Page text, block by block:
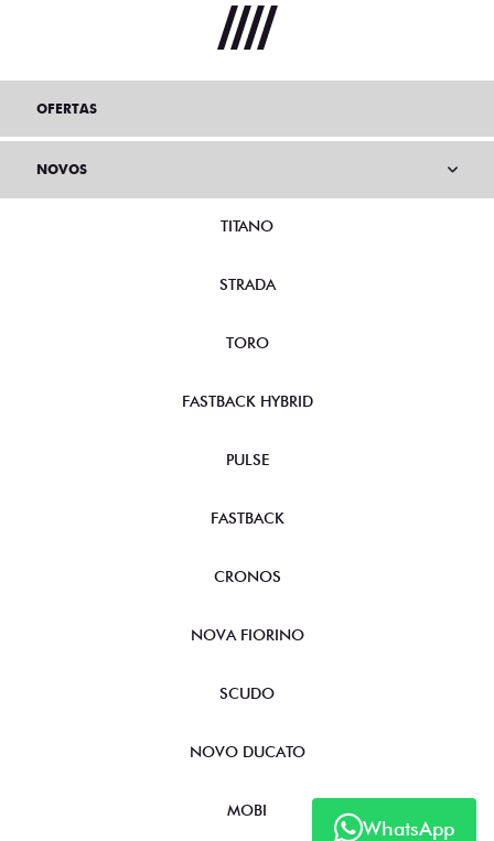
WhatsApp
OFERTAS
NOVOS
TITANO
STRADA
TORO
FASTBACK HYBRID
PULSE
FASTBACK
CRONOS
NOVA FIORINO
SCUDO
NOVO DUCATO
MOBI